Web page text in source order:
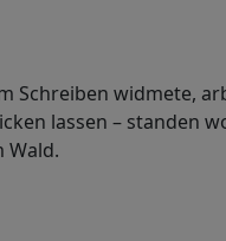
Schreiben widmete,
lassen – standen
Wald.